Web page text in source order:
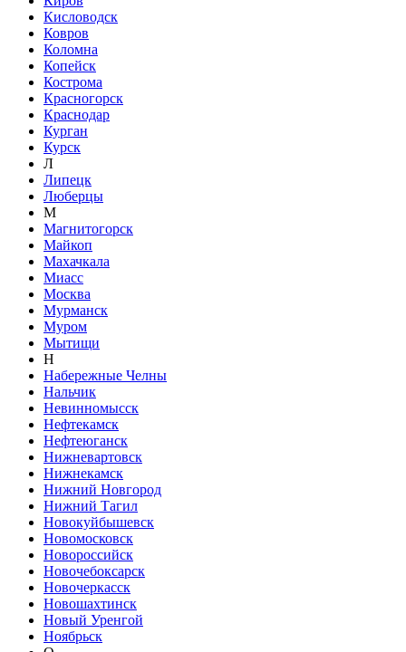
Кисловодск
Ковров
Коломна
Копейск
Кострома
Красногорск
Краснодар
Курган
Курск
Л
Липецк
Люберцы
М
Магнитогорск
Майкоп
Махачкала
Миасс
Москва
Мурманск
Муром
Мытищи
Н
Набережные Челны
Нальчик
Невинномысск
Нефтекамск
Нефтеюганск
Нижневартовск
Нижнекамск
Нижний Новгород
Нижний Тагил
Новокуйбышевск
Новомосковск
Новороссийск
Новочебоксарск
Новочеркасск
Новошахтинск
Новый Уренгой
Ноябрьск